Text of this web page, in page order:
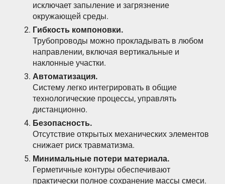
исключает запыление и загрязнение
окружающей среды.
Гибкость компоновки.
Трубопроводы можно прокладывать в любом
направлении, включая вертикальные и
наклонные участки.
Автоматизация.
Систему легко интегрировать в общие
технологические процессы, управлять
дистанционно.
Безопасность.
Отсутствие открытых механических элементов
снижает риск травматизма.
Минимальные потери материала.
Герметичные контуры обеспечивают
практически полное сохранение массы смеси.